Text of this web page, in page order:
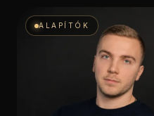
ALAPÍTÓK